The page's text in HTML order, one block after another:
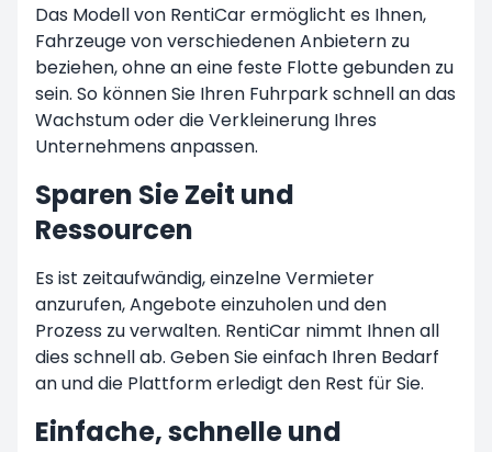
Das Modell von RentiCar ermöglicht es Ihnen,
Fahrzeuge von verschiedenen Anbietern zu
beziehen, ohne an eine feste Flotte gebunden zu
sein. So können Sie Ihren Fuhrpark schnell an das
Wachstum oder die Verkleinerung Ihres
Unternehmens anpassen.
Sparen Sie Zeit und
Ressourcen
Es ist zeitaufwändig, einzelne Vermieter
anzurufen, Angebote einzuholen und den
Prozess zu verwalten. RentiCar nimmt Ihnen all
dies schnell ab. Geben Sie einfach Ihren Bedarf
an und die Plattform erledigt den Rest für Sie.
Einfache, schnelle und